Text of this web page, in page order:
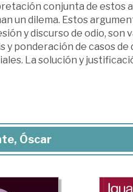
conjunta de estos
un dilema. Estos
y discurso de odio, son
y ponderación de casos
La solución y
Óscar